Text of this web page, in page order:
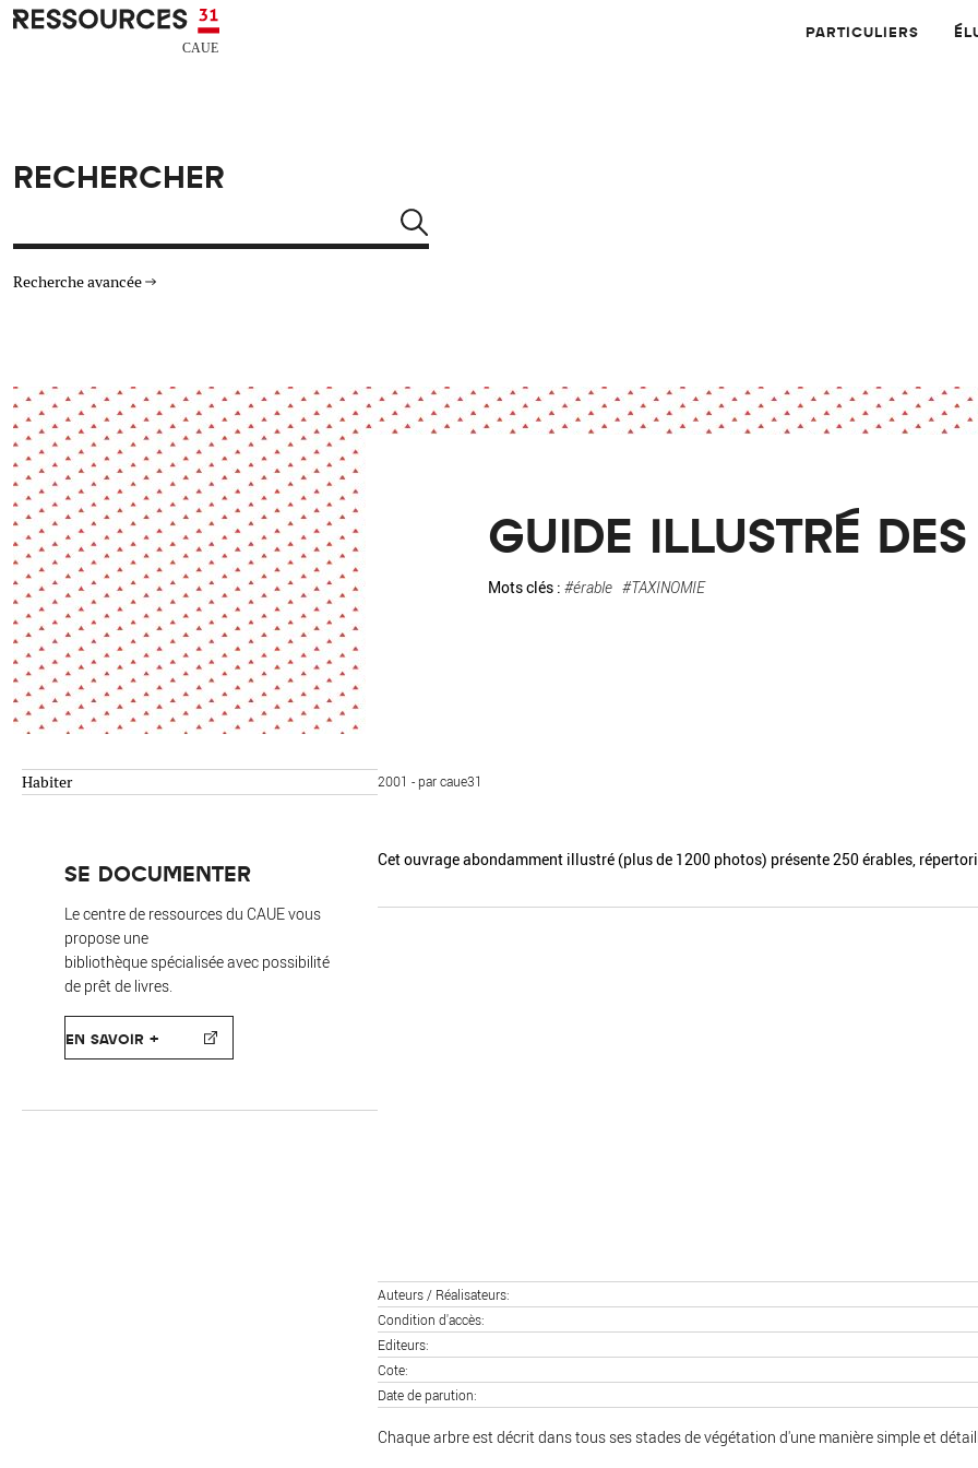
Aller au contenu principal
CAUE RESSOURCES 31 PARTICULIERS
RECHERCHER
Recherche avancée
Architecture
Arts Design
Énergie
Environnement
Habiter
Jeunes
Patrimoine
Paysage
Société
Transition écologique
Urbanisme
Actualité
Dossier
Expérience Fiche / Guide Podcast
Revue
AUTRES CRITÈRES
GUIDE ILLUSTRÉ
Mots clés : #érable #TAXINOMIE
Habiter
SE DOCUMENTER
Le centre de ressources du CAUE vous
propose une
bibliothèque spécialisée avec possibilité
de prêt de livres.
EN SAVOIR +
2001 - par caue31
Cet ouvrage abondamment illustré (plus de 1200 photos) présente 250 érables,
Auteurs / Réalisateurs
Condition d'accès
Editeurs
Cote
Date de parution
Chaque arbre est décrit dans tous ses stades de végétation d'une manière simple et